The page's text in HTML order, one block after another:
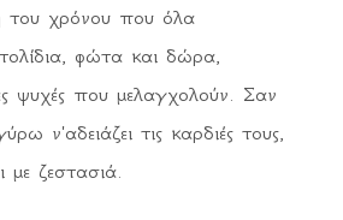
του χρόνου που όλα
φώτα και δώρα,
ψυχές που μελαγχολούν. Σαν
ν'αδειάζει τις καρδιές τους,
με ζεστασιά.